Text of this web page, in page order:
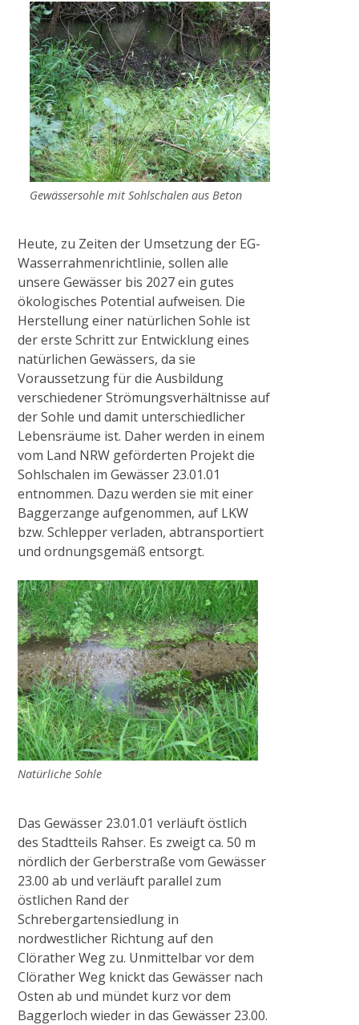
Gewässerrenaturierung Waerdt in
Wachtendonk
„Uferabflachung Flöthgraben“ im
Naturschutzgebiet Grasheide und
Mühlhausener Benden
2022
Gewässerrenaturierung Schwarzbruch in
Grefrath
2023
Projekt NiersCon
KONTAKT, IMPRESSUM, DATENSCHUTZ
OFFENE STELLEN
Gewässersohle mit Sohlschalen aus Beton
Heute, zu Zeiten der Umsetzung der EG-
Wasserrahmenrichtlinie, sollen alle
unsere Gewässer bis 2027 ein gutes
ökologisches Potential aufweisen. Die
Herstellung einer natürlichen Sohle ist
der erste Schritt zur Entwicklung eines
natürlichen Gewässers, da sie
Voraussetzung für die Ausbildung
verschiedener Strömungsverhältnisse auf
der Sohle und damit unterschiedlicher
Lebensräume ist. Daher werden in einem
vom Land NRW geförderten Projekt die
Sohlschalen im Gewässer 23.01.01
entnommen. Dazu werden sie mit einer
Baggerzange aufgenommen, auf LKW
bzw. Schlepper verladen, abtransportiert
und ordnungsgemäß entsorgt.
Natürliche Sohle
Das Gewässer 23.01.01 verläuft östlich
des Stadtteils Rahser. Es zweigt ca. 50 m
nördlich der Gerberstraße vom Gewässer
23.00 ab und verläuft parallel zum
östlichen Rand der
Schrebergartensiedlung in
nordwestlicher Richtung auf den
Clörather Weg zu. Unmittelbar vor dem
Clörather Weg knickt das Gewässer nach
Osten ab und mündet kurz vor dem
Baggerloch wieder in das Gewässer 23.00.